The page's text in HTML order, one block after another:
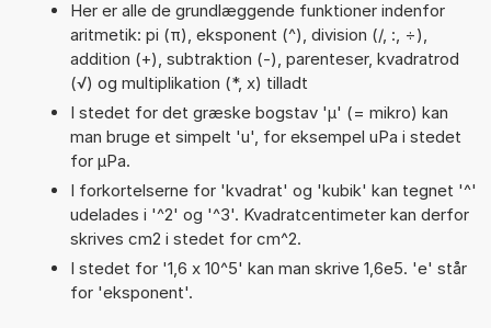
Her er alle de grundlæggende funktioner indenfor
aritmetik: pi (π), eksponent (^), division (/, :, ÷),
addition (+), subtraktion (-), parenteser, kvadratrod
(√) og multiplikation (*, x) tilladt
I stedet for det græske bogstav 'µ' (= mikro) kan
man bruge et simpelt 'u', for eksempel uPa i stedet
for µPa.
I forkortelserne for 'kvadrat' og 'kubik' kan tegnet '^'
udelades i '^2' og '^3'. Kvadratcentimeter kan derfor
skrives cm2 i stedet for cm^2.
I stedet for '1,6 x 10^5' kan man skrive 1,6e5. 'e' står
for 'eksponent'.